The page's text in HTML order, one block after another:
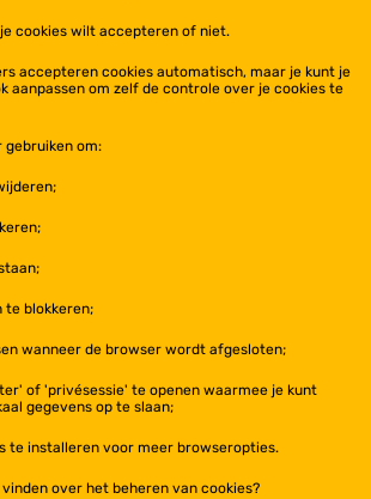
cookies wilt accepteren of niet.
accepteren cookies automatisch, maar je kunt je
aanpassen om zelf de controle over je cookies te
om:
te blokkeren;
wanneer de browser wordt afgesloten;
of 'privésessie' te openen waarmee je kunt
gegevens op te slaan;
te installeren voor meer browseropties.
over het beheren van cookies?